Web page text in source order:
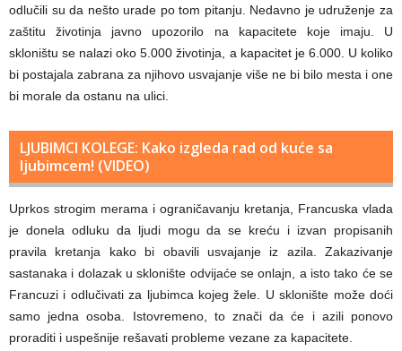
odlučili su da nešto urade po tom pitanju. Nedavno je udruženje za
zaštitu životinja javno upozorilo na kapacitete koje imaju. U
skloništu se nalazi oko 5.000 životinja, a kapacitet je 6.000. U koliko
bi postajala zabrana za njihovo usvajanje više ne bi bilo mesta i one
bi morale da ostanu na ulici.
LJUBIMCI KOLEGE: Kako izgleda rad od kuće sa
ljubimcem! (VIDEO)
Uprkos strogim merama i ograničavanju kretanja, Francuska vlada
je donela odluku da ljudi mogu da se kreću i izvan propisanih
pravila kretanja kako bi obavili usvajanje iz azila. Zakazivanje
sastanaka i dolazak u sklonište odvijaće se onlajn, a isto tako će se
Francuzi i odlučivati za ljubimca kojeg žele. U sklonište može doći
samo jedna osoba. Istovremeno, to znači da će i azili ponovo
proraditi i uspešnije rešavati probleme vezane za kapacitete.